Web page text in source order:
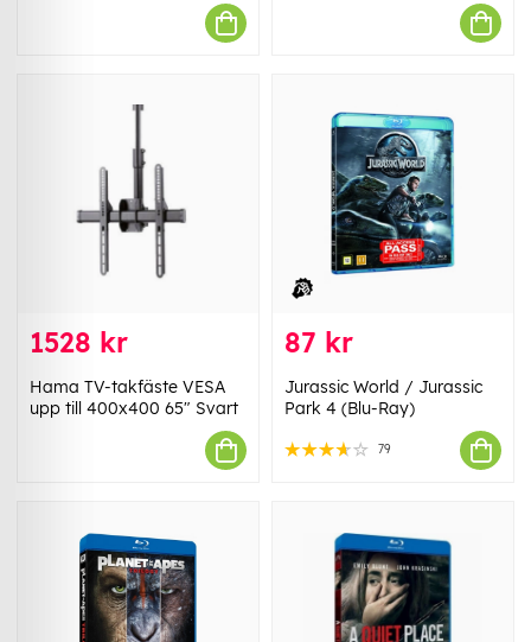
1528 kr
Hama TV-takfäste VESA
upp till 400x400 65" Svart
87 kr
Jurassic World / Jurassic
Park 4 (Blu-Ray)
79